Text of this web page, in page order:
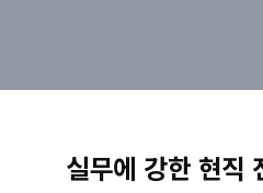
실무에 강한 현직